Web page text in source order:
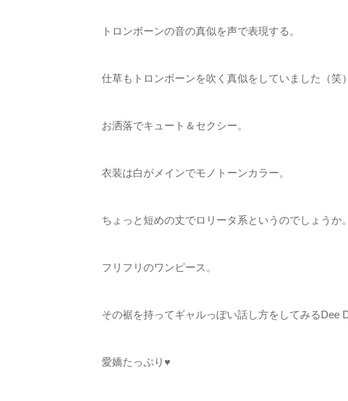
トロンボーンの音の真似を声で表現する。
仕草もトロンボーンを吹く真似をしていました（笑
お洒落でキュート＆セクシー。
衣装は白がメインでモノトーンカラー。
ちょっと短めの丈でロリータ系というのでしょうか
フリフリのワンピース。
その裾を持ってギャルっぽい話し方をしてみるDee
愛嬌たっぷり♥️